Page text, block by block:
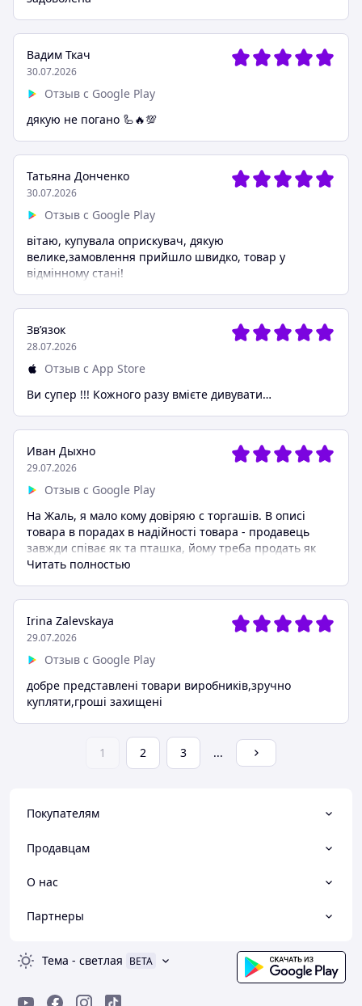
Вадим Ткач
30.07.2026
Отзыв с Google Play
дякую не погано 🦾🔥💯
Татьяна Донченко
30.07.2026
Отзыв с Google Play
вітаю, купувала оприскувач, дякую
велике,замовлення прийшло швидко, товар у
відмінному стані!
Звʼязок
28.07.2026
Отзыв с App Store
Ви супер !!! Кожного разу вмієте дивувати…
Иван Дыхно
29.07.2026
Отзыв с Google Play
На Жаль, я мало кому довіряю с торгашів. В описі
товара в порадах в надійності товара - продавець
завжди співає як та пташка, йому треба продать як
можна менше і як можна дорогше, а то і зовсім не те
в мішку. Тільки з Пром я відчуваю реальний захист
свого гаманця.
Читать полностью
Irina Zalevskaya
29.07.2026
Отзыв с Google Play
добре представлені товари виробників,зручно
купляти,гроші захищені
1 2 3 ...
Покупателям
Продавцам
О нас
Партнеры
Тема - светлая BETA